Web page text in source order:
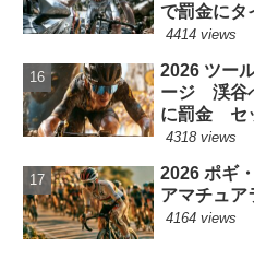
で罰金にタ
4414 views
2026 ツー
ージ 渓谷
に罰金 セ
4318 views
2026 ポギ
アマチュア
4164 views